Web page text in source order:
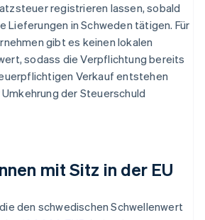
registrieren lassen, sobald
Lieferungen in Schweden tätigen. Für
gibt es keinen lokalen
sodass die Verpflichtung bereits
Verkauf entstehen
der Steuerschuld
mit Sitz in der EU
den schwedischen Schwellenwert